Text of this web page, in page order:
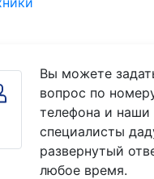
Вы можете
вопрос по
телефона и наши
специалисты
развернутый
любое время.